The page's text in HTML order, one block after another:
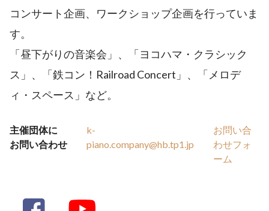
コンサート企画、ワークショップ企画を行っていま
す。
「昼下がりの音楽会」、「ヨコハマ・クラシック
ス」、「鉄コン！Railroad Concert」、「メロデ
ィ・スペース」など。
主催団体に
お問い合わせ
k-
piano.company@hb.tp1.jp
お問い合
わせフォ
ーム